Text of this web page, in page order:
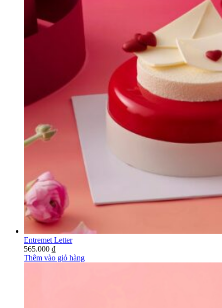
Entremet Letter
565.000 ₫
Thêm vào giỏ hàng